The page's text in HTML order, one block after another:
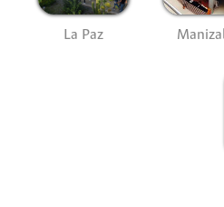
La Paz